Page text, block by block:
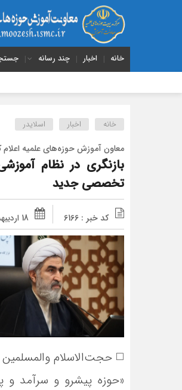
خانه اخبار چند رسانه
خانه اخبار اسلایدر
معاون آموزش حوزه‌های علمیه اعلام
بازنگری در نظام
تخصصی جدید
کد خبر : 6166 18 اردیبهشت 1405 - 15:53
◻️ حجت‌الاسلام
«حوزه پیشرو و سرآمد و